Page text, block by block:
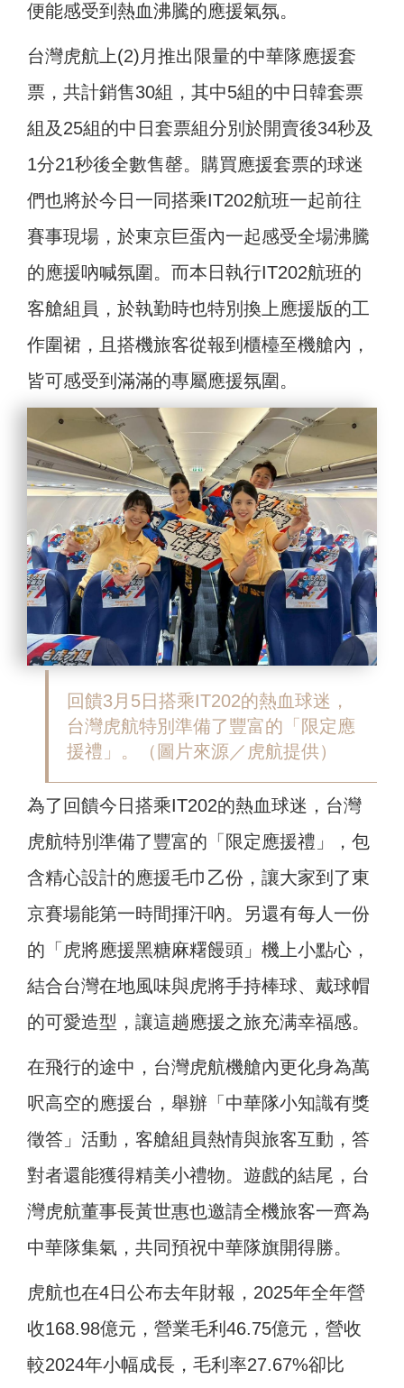
便能感受到熱血沸騰的應援氣氛。
台灣虎航上(2)月推出限量的中華隊應援套
票，共計銷售30組，其中5組的中日韓套票
組及25組的中日套票組分別於開賣後34秒及
1分21秒後全數售罄。購買應援套票的球迷
們也將於今日一同搭乘IT202航班一起前往
賽事現場，於東京巨蛋內一起感受全場沸騰
的應援吶喊氛圍。而本日執行IT202航班的
客艙組員，於執勤時也特別換上應援版的工
作圍裙，且搭機旅客從報到櫃檯至機艙內，
皆可感受到滿滿的專屬應援氛圍。
回饋3月5日搭乘IT202的熱血球迷，
台灣虎航特別準備了豐富的「限定應
援禮」。（圖片來源／虎航提供）
為了回饋今日搭乘IT202的熱血球迷，台灣
虎航特別準備了豐富的「限定應援禮」，包
含精心設計的應援毛巾乙份，讓大家到了東
京賽場能第一時間揮汗吶。另還有每人一份
的「虎將應援黑糖麻糬饅頭」機上小點心，
結合台灣在地風味與虎將手持棒球、戴球帽
的可愛造型，讓這趟應援之旅充满幸福感。
在飛行的途中，台灣虎航機艙內更化身為萬
呎高空的應援台，舉辦「中華隊小知識有獎
徵答」活動，客艙組員熱情與旅客互動，答
對者還能獲得精美小禮物。遊戲的結尾，台
灣虎航董事長黃世惠也邀請全機旅客一齊為
中華隊集氣，共同預祝中華隊旗開得勝。
虎航也在4日公布去年財報，2025年全年營
收168.98億元，營業毛利46.75億元，營收
較2024年小幅成長，毛利率27.67%卻比